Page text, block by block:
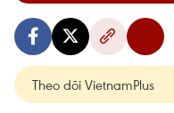
Theo dõi VietnamPlus